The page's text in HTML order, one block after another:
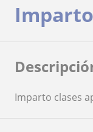
Imparto clases